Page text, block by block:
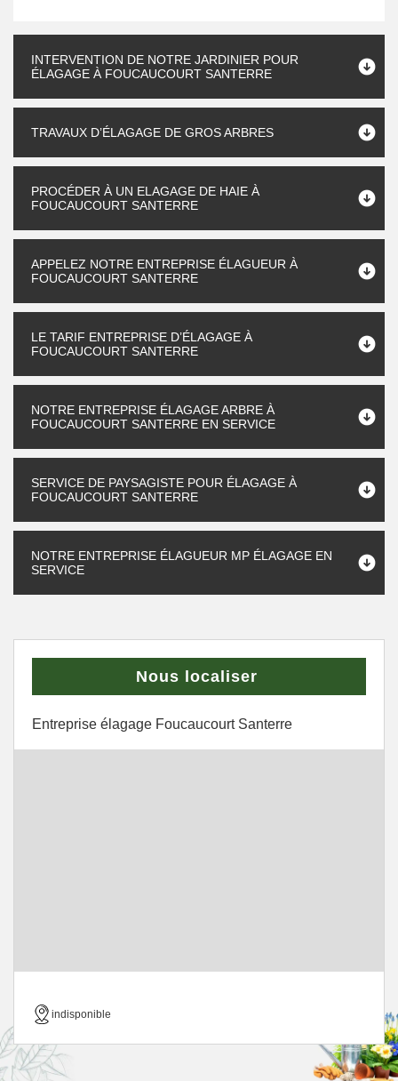
INTERVENTION DE NOTRE JARDINIER POUR
ÉLAGAGE À FOUCAUCOURT SANTERRE
TRAVAUX D’ÉLAGAGE DE GROS ARBRES
PROCÉDER À UN ELAGAGE DE HAIE À
FOUCAUCOURT SANTERRE
APPELEZ NOTRE ENTREPRISE ÉLAGUEUR À
FOUCAUCOURT SANTERRE
LE TARIF ENTREPRISE D’ÉLAGAGE À
FOUCAUCOURT SANTERRE
NOTRE ENTREPRISE ÉLAGAGE ARBRE À
FOUCAUCOURT SANTERRE EN SERVICE
SERVICE DE PAYSAGISTE POUR ÉLAGAGE À
FOUCAUCOURT SANTERRE
NOTRE ENTREPRISE ÉLAGUEUR MP ÉLAGAGE EN
SERVICE
Nous localiser
Entreprise élagage Foucaucourt Santerre
indisponible